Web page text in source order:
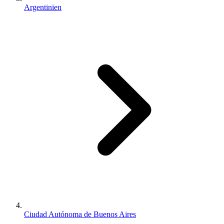
Argentinien
Ciudad Autónoma de Buenos Aires